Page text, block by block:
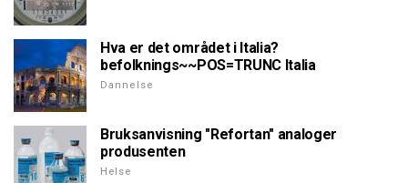
Hva er det området i Italia?
befolknings~~POS=TRUNC Italia
Dannelse
Bruksanvisning "Refortan" analoger
produsenten
Helse